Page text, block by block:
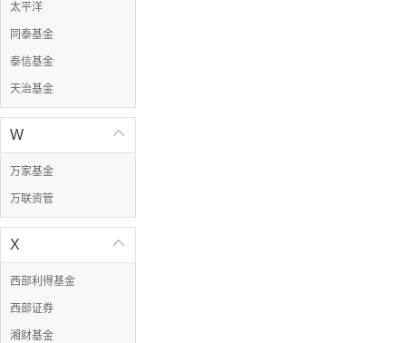
太平洋
同泰基金
泰信基金
天治基金

W
万家基金
万联资管

X
西部利得基金
西部证券
湘财基金